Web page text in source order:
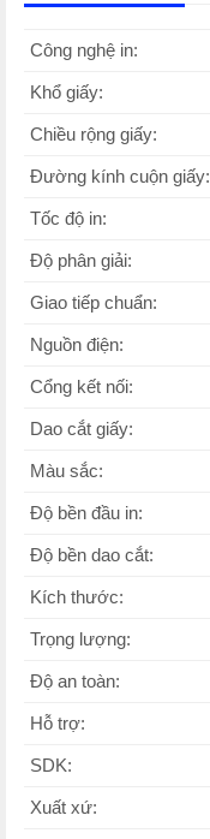
Công nghệ in:
Khổ giấy:
Chiều rộng giấy:
Đường kính cuộn giấy:
Tốc độ in:
Độ phân giải:
Giao tiếp chuẩn:
Nguồn điện:
Cổng kết nối:
Dao cắt giấy:
Màu sắc:
Độ bền đầu in:
Độ bền dao cắt:
Kích thước:
Trọng lượng:
Độ an toàn:
Hỗ trợ:
SDK:
Xuất xứ: